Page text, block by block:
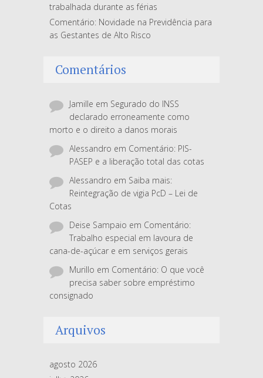
trabalhada durante as férias
Comentário: Novidade na Previdência para
as Gestantes de Alto Risco
Comentários
Jamille em Segurado do INSS
declarado erroneamente como
morto e o direito a danos morais
Alessandro em Comentário: PIS-
PASEP e a liberação total das cotas
Alessandro em Saiba mais:
Reintegração de vigia PcD – Lei de
Cotas
Deise Sampaio em Comentário:
Trabalho especial em lavoura de
cana-de-açúcar e em serviços gerais
Murillo em Comentário: O que você
precisa saber sobre empréstimo
consignado
Arquivos
agosto 2026